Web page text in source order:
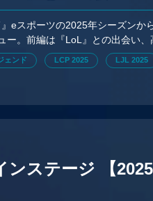
』eスポーツの2025年シーズンか
ー。前編は『LoL』との出会い、
すまで。
ェンド LCP 2025 LJL 2025
ンステージ 【